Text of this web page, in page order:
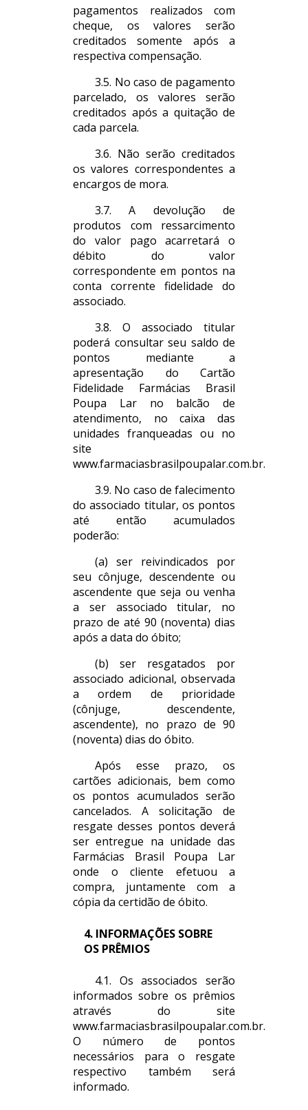
pagamentos realizados com
cheque, os valores serão
creditados somente após a
respectiva compensação.
3.5. No caso de pagamento
parcelado, os valores serão
creditados após a quitação de
cada parcela.
3.6. Não serão creditados
os valores correspondentes a
encargos de mora.
3.7. A devolução de
produtos com ressarcimento
do valor pago acarretará o
débito do valor
correspondente em pontos na
conta corrente fidelidade do
associado.
3.8. O associado titular
poderá consultar seu saldo de
pontos mediante a
apresentação do Cartão
Fidelidade Farmácias Brasil
Poupa Lar no balcão de
atendimento, no caixa das
unidades franqueadas ou no
site
www.farmaciasbrasilpoupalar.com.br.
3.9. No caso de falecimento
do associado titular, os pontos
até então acumulados
poderão:
(a) ser reivindicados por
seu cônjuge, descendente ou
ascendente que seja ou venha
a ser associado titular, no
prazo de até 90 (noventa) dias
após a data do óbito;
(b) ser resgatados por
associado adicional, observada
a ordem de prioridade
(cônjuge, descendente,
ascendente), no prazo de 90
(noventa) dias do óbito.
Após esse prazo, os
cartões adicionais, bem como
os pontos acumulados serão
cancelados. A solicitação de
resgate desses pontos deverá
ser entregue na unidade das
Farmácias Brasil Poupa Lar
onde o cliente efetuou a
compra, juntamente com a
cópia da certidão de óbito.
4. INFORMAÇÕES SOBRE
OS PRÊMIOS
4.1. Os associados serão
informados sobre os prêmios
através do site
www.farmaciasbrasilpoupalar.com.br.
O número de pontos
necessários para o resgate
respectivo também será
informado.